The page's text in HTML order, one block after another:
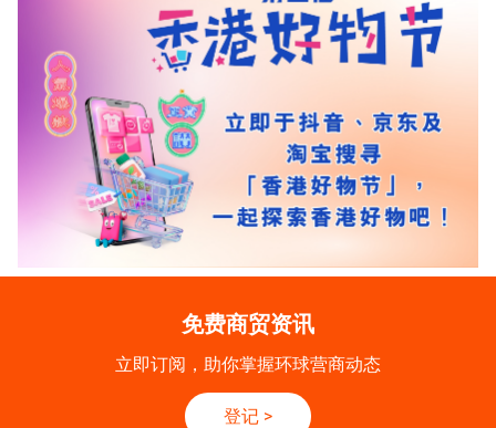
免费商贸资讯
立即订阅，助你掌握环球营商动态
登记 >